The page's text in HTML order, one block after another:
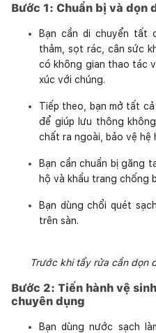
Bước 1: Chuẩn bị và dọn
Bạn cần di chuyển tất
thảm, sọt rác, cân sức
có không gian thao tác
xúc với chúng.
Tiếp theo, bạn mở tất
để giúp lưu thông
chất ra ngoài, bảo vệ hệ
Bạn cần chuẩn bị găng
hộ và khẩu trang chống
Bạn dùng chổi quét
trên sàn.
Trước khi tẩy rửa cần dọn
Bước 2: Tiến hành vệ
chuyên dụng
Bạn dùng nước sạch